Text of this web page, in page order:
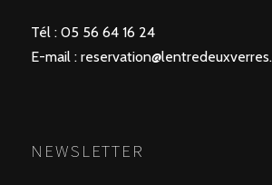
Tél : 05 56 64 16 24
E-mail :
NEWSLETTER